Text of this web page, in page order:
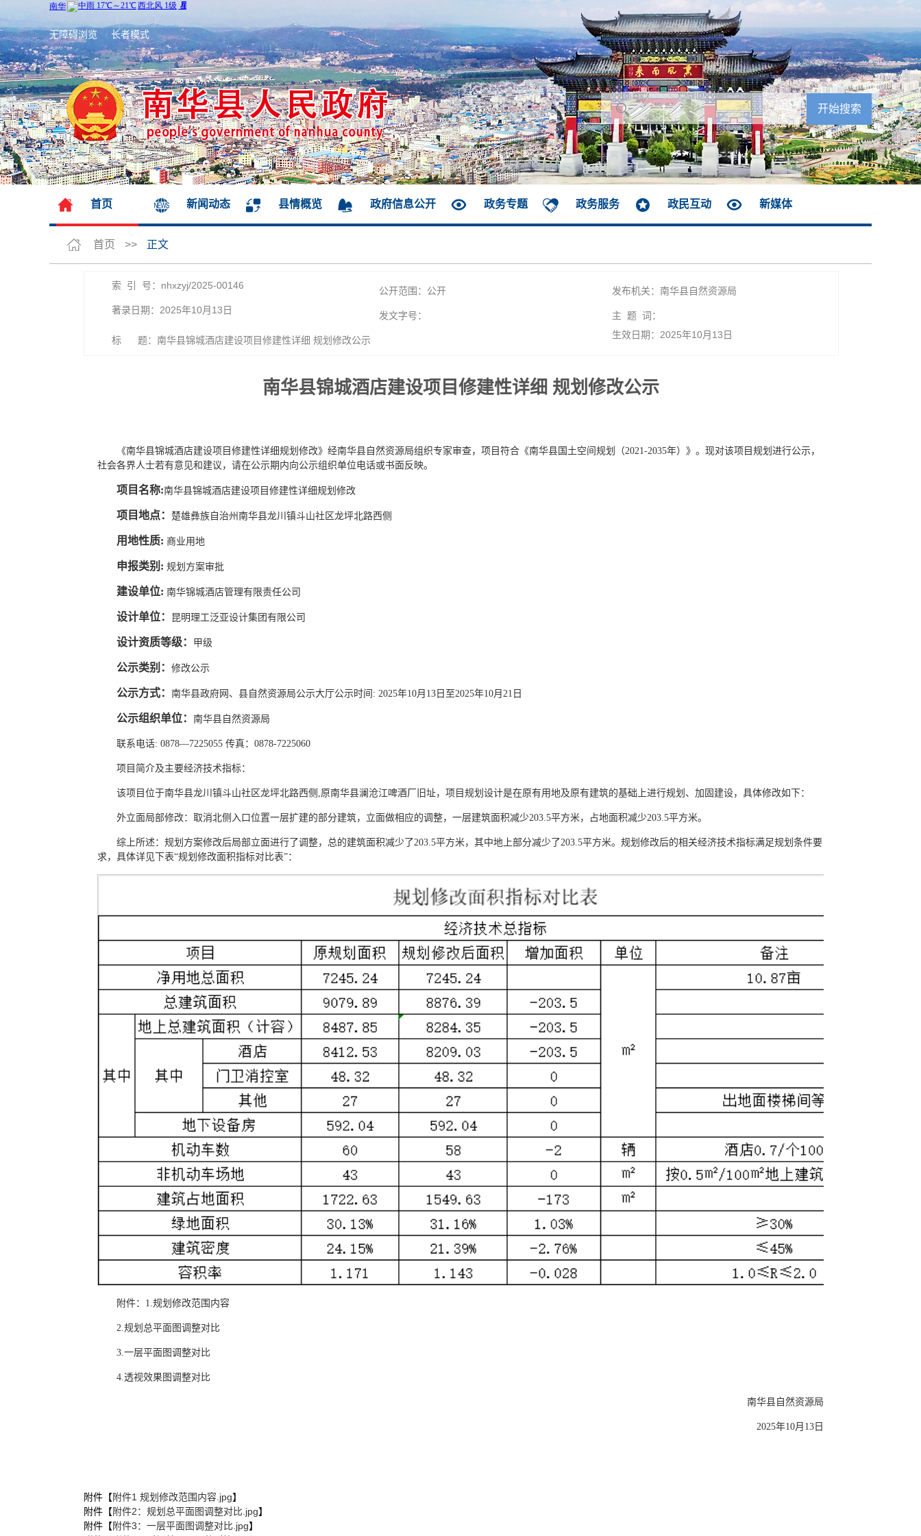
无障碍浏览 长者模式
首页 新闻动态 县情概览 政府信息公开 政务专题 政务服务 政民互动 新媒体
首页 >> 正文
索 引 号：nhxzyj/2025-00146 公开范围：公开
发布机关：南华县自然资源局
著录日期：2025年10月13日
发文字号： 主 题 词：
标 题：南华县锦城酒店建设项目修建性详细 规划修改公示 生效日期：2025年10月13日
南华县锦城酒店建设项目修建性详细 规划修改公示
《南华县锦城酒店建设项目修建性详细规划修改》经南华县自然资源局组织专家审查，项目符合《南华县国土空间规划（2021-2035年）》。现对该项目规划进行公示，
社会各界人士若有意见和建议，请在公示期内向公示组织单位电话或书面反映。
项目名称:南华县锦城酒店建设项目修建性详细规划修改
项目地点： 楚雄彝族自治州南华县龙川镇斗山社区龙坪北路西侧
用地性质: 商业用地
申报类别: 规划方案审批
建设单位: 南华锦城酒店管理有限责任公司
设计单位： 昆明理工泛亚设计集团有限公司
设计资质等级： 甲级
公示类别： 修改公示
公示方式： 南华县政府网、县自然资源局公示大厅公示时间: 2025年10月13日至2025年10月21日
公示组织单位： 南华县自然资源局
联系电话: 0878—7225055 传真：0878-7225060
项目简介及主要经济技术指标：
该项目位于南华县龙川镇斗山社区龙坪北路西侧,原南华县澜沧江啤酒厂旧址，项目规划设计是在原有用地及原有建筑的基础上进行规划、加固建设，具体修改如下：
外立面局部修改：取消北侧入口位置一层扩建的部分建筑，立面做相应的调整，一层建筑面积减少203.5平方米，占地面积减少203.5平方米。
综上所述：规划方案修改后局部立面进行了调整，总的建筑面积减少了203.5平方米，其中地上部分减少了203.5平方米。规划修改后的相关经济技术指标满足规划条件要
求，具体详见下表“规划修改面积指标对比表”：
附件：1.规划修改范围内容
2.规划总平面图调整对比
3.一层平面图调整对比
4.透视效果图调整对比
南华县自然资源局
2025年10月13日
附件【附件1 规划修改范围内容.jpg】
附件【附件2：规划总平面图调整对比.jpg】
附件【附件3：一层平面图调整对比.jpg】